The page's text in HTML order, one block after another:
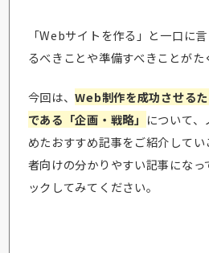
「Webサイトを作る」と一口に
るべきことや準備すべきことがた
今回は、Web制作を成功させる
である「企画・戦略」 について
めたおすすめ記事をご紹介して
者向けの分かりやすい記事にな
ックしてみてください。